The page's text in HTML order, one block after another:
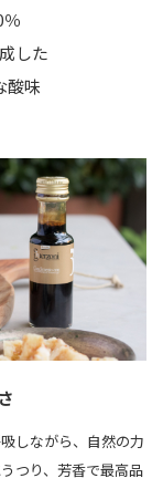
した
酸味
しながら、自然の力
つり、芳香で最高品